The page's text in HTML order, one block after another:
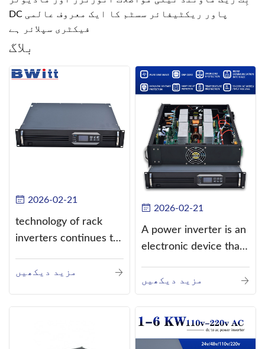
DC پاور ریکٹیفائر سسٹم کا ایک معروف عالمی
فیکٹری سپلائر ہے
بلاگ
2026-02-21
technology of rack
inverters continues to
مزید دیکھیں
2026-02-21
A power inverter is an
electronic device that
current (DC) into
alternating current
مزید دیکھیں